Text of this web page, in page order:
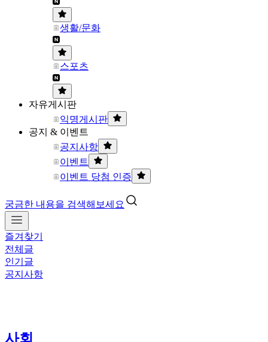
생활/문화
스포츠
자유게시판
익명게시판
공지 & 이벤트
공지사항
이벤트
이벤트 당첨 인증
궁금한 내용을 검색해보세요
즐겨찾기
전체글
인기글
공지사항
사회